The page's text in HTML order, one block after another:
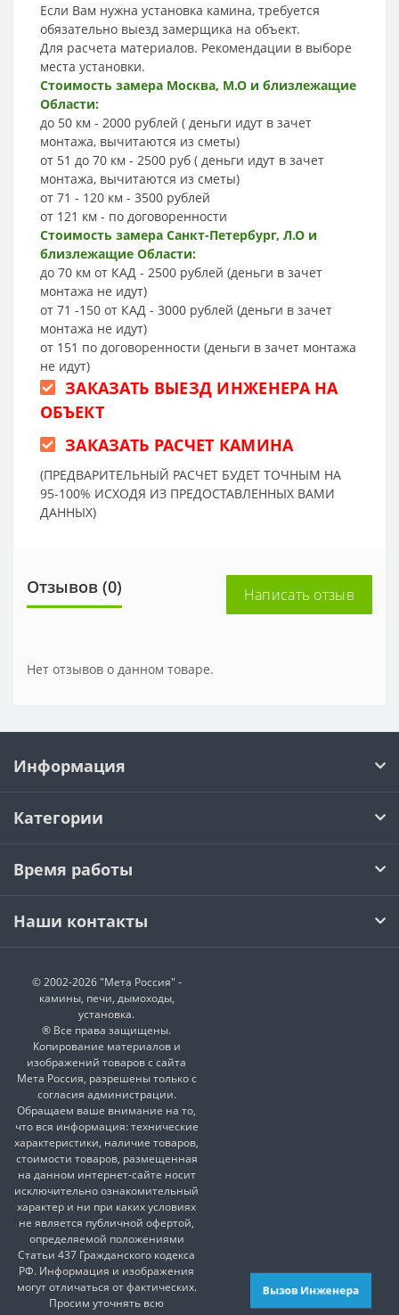
Если Вам нужна установка камина, требуется
обязательно выезд замерщика на объект.
Для расчета материалов. Рекомендации в выборе
места установки.
Стоимость замера Москва, М.О и близлежащие
Области:
до 50 км - 2000 рублей ( деньги идут в зачет
монтажа, вычитаются из сметы)
от 51 до 70 км - 2500 руб ( деньги идут в зачет
монтажа, вычитаются из сметы)
от 71 - 120 км - 3500 рублей
от 121 км - по договоренности
Стоимость замера Санкт-Петербург, Л.О и
близлежащие Области:
до 70 км от КАД - 2500 рублей (деньги в зачет
монтажа не идут)
от 71 -150 от КАД - 3000 рублей (деньги в зачет
монтажа не идут)
от 151 по договоренности (деньги в зачет монтажа
не идут)
ЗАКАЗАТЬ ВЫЕЗД ИНЖЕНЕРА НА
ОБЪЕКТ
ЗАКАЗАТЬ РАСЧЕТ КАМИНА
(ПРЕДВАРИТЕЛЬНЫЙ РАСЧЕТ БУДЕТ ТОЧНЫМ НА
95-100% ИСХОДЯ ИЗ ПРЕДОСТАВЛЕННЫХ ВАМИ
ДАННЫХ)
Отзывов (0) Написать отзыв
Нет отзывов о данном товаре.
Информация
Категории
Время работы
Наши контакты
© 2002-2026 "Мета Россия" -
камины, печи, дымоходы,
установка.
® Все права защищены.
Копирование материалов и
изображений товаров с сайта
Мета Россия, разрешены только с
согласия администрации.
Обращаем ваше внимание на то,
что вся информация: технические
характеристики, наличие товаров,
стоимости товаров, размещенная
на данном интернет-сайте носит
исключительно ознакомительный
характер и ни при каких условиях
не является публичной офертой,
определяемой положениями
Статьи 437 Гражданского кодекса
РФ. Информация и изображения
могут отличаться от фактических.
Просим уточнять всю
Вызов Инженера